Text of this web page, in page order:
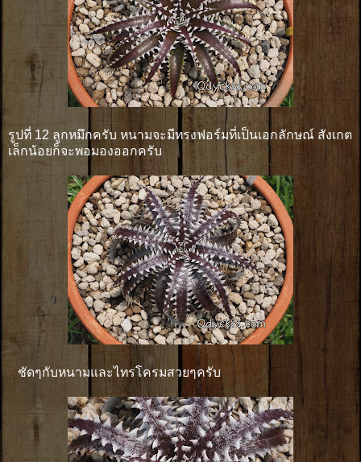
รูปที่ 12 ลูกหมึกครับ หนามจะมีทรงฟอร์มที่เป็นเอกลักษณ์ สังเกต
เล็กน้อยก็จะพอมองออกครับ
ชัดๆกับหนามและไทรโครมสวยๆครับ